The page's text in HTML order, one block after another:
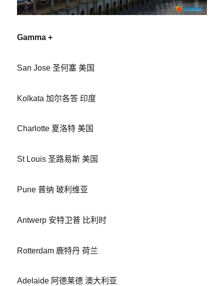
Gamma +
San Jose 圣何塞 美国
Kolkata 加尔各答 印度
Charlotte 夏洛特 美国
St Louis 圣路易斯 美国
Pune 普纳 玻利维亚
Antwerp 安特卫普 比利时
Rotterdam 鹿特丹 荷兰
Adelaide 阿德莱德 澳大利亚